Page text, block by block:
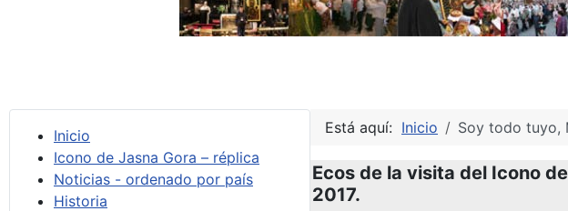
Inicio
Icono de Jasna Gora – réplica
Noticias - ordenado por país
Historia
Está aquí: Inicio Soy todo tuyo,
Ecos de la visita del Icono
2017.